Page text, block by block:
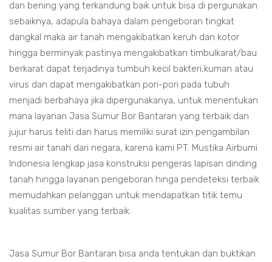
dan bening yang terkandung baik untuk bisa di pergunakan
sebaiknya, adapula bahaya dalam pengeboran tingkat
dangkal maka air tanah mengakibatkan keruh dan kotor
hingga berminyak pastinya mengakibatkan timbulkarat/bau
berkarat dapat terjadinya tumbuh kecil bakteri,kuman atau
virus dan dapat mengakibatkan pori-pori pada tubuh
menjadi berbahaya jika dipergunakanya, untuk menentukan
mana layanan Jasa Sumur Bor Bantaran yang terbaik dan
jujur harus teliti dan harus memiliki surat izin pengambilan
resmi air tanah dari negara, karena kami PT. Mustika Airbumi
Indonesia lengkap jasa konstruksi pengeras lapisan dinding
tanah hingga layanan pengeboran hinga pendeteksi terbaik
memudahkan pelanggan untuk mendapatkan titik temu
kualitas sumber yang terbaik.
Jasa Sumur Bor Bantaran bisa anda tentukan dan buktikan